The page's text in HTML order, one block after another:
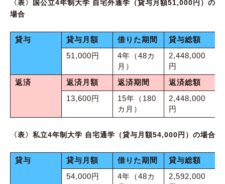
〈表〉国公立4年制大学 自宅外通学（貸与月額51,000円）の
場合
貸与 貸与月額 借りた期間
貸与総額
51,000円
4年（48カ
月）
2,448,000
円
返済
返済月額 返済期間
返済総額
13,600円
15年（180
カ月）
2,448,000
円
〈表〉私立4年制大学 自宅通学（貸与月額54,000円）の場合
貸与 貸与月額 借りた期間
貸与総額
54,000円
4年（48カ
2,592,000